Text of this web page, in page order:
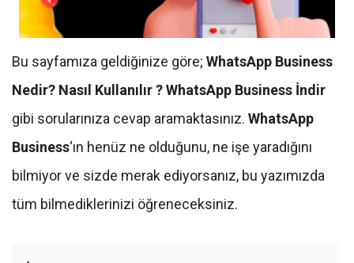
Bu sayfamıza geldiğinize göre; WhatsApp Business
Nedir? Nasıl Kullanılır ? WhatsApp Business İndir
gibi sorularınıza cevap aramaktasınız. WhatsApp
Business‘ın henüz ne olduğunu, ne işe yaradığını
bilmiyor ve sizde merak ediyorsanız, bu yazımızda
tüm bilmediklerinizi öğreneceksiniz.